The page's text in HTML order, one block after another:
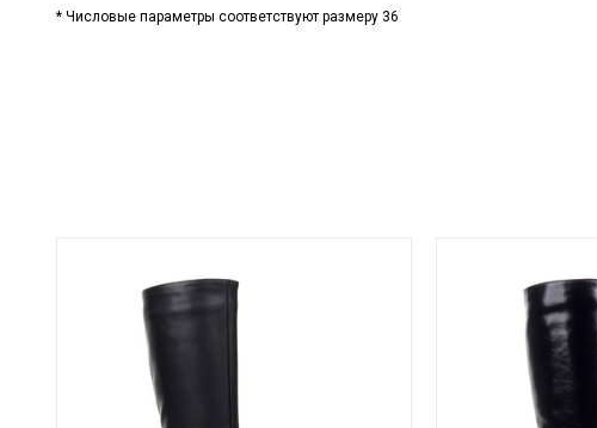
* Числовые параметры соответствуют размеру 36